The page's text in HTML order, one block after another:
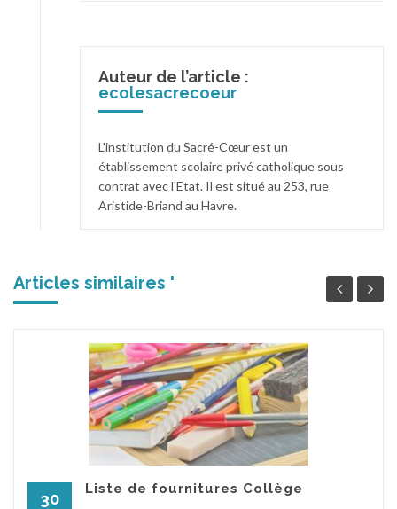
Auteur de l’article :
ecolesacrecoeur
L'institution du Sacré-Cœur est un
établissement scolaire privé catholique sous
contrat avec l'Etat. Il est situé au 253, rue
Aristide-Briand au Havre.
Articles similaires '
30
Liste de fournitures Collège